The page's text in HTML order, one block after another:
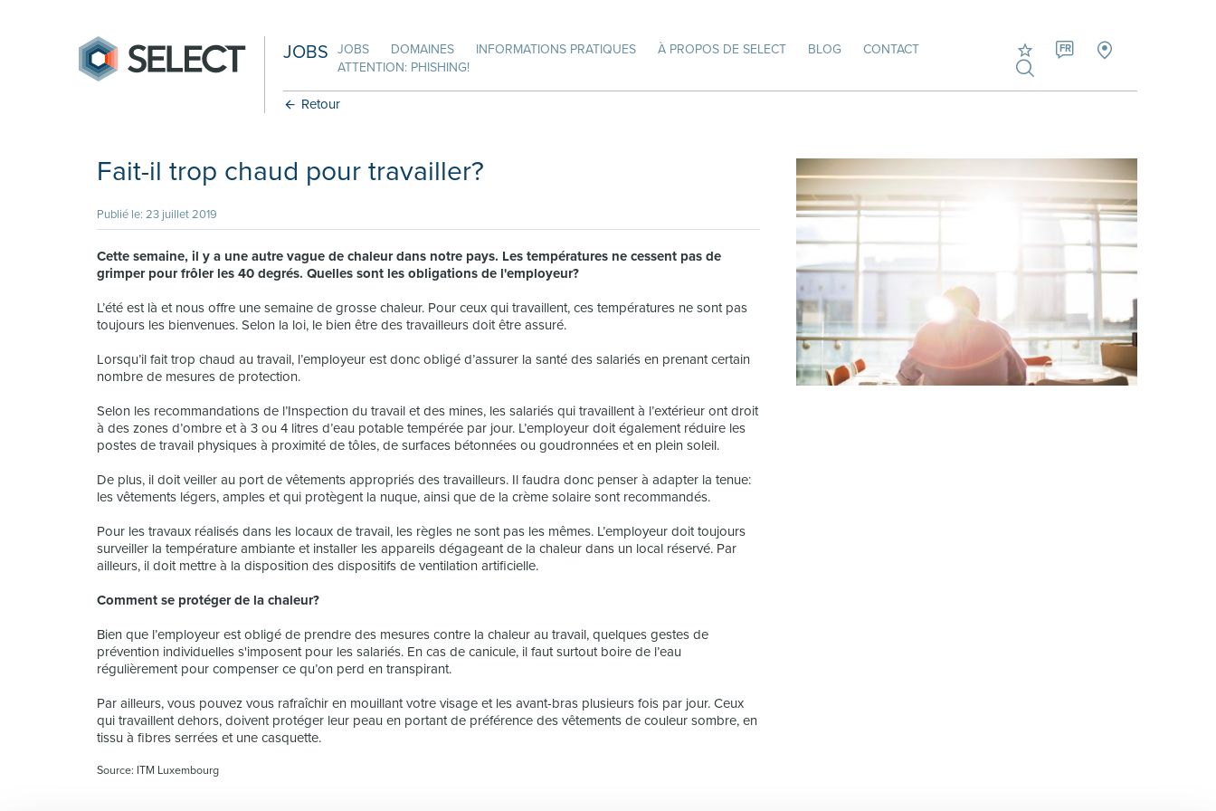
JOBS JOBS DOMAINES INFORMATIONS PRATIQUES À PROPOS DE SELECT BLOG
CONTACT
ATTENTION: PHISHING!
FR
Retour
Fait-il trop chaud pour travailler?
Publié le: 23 juillet 2019
Cette semaine, il y a une autre vague de chaleur dans notre pays. Les températures ne cessent pas de
grimper pour frôler les 40 degrés. Quelles sont les obligations de l'employeur?
L’été est là et nous offre une semaine de grosse chaleur. Pour ceux qui travaillent, ces températures ne sont pas
toujours les bienvenues. Selon la loi, le bien être des travailleurs doit être assuré.
Lorsqu’il fait trop chaud au travail, l’employeur est donc obligé d’assurer la santé des salariés en prenant certain
nombre de mesures de protection.
Selon les recommandations de l’Inspection du travail et des mines, les salariés qui travaillent à l’extérieur ont droit
à des zones d’ombre et à 3 ou 4 litres d’eau potable tempérée par jour. L’employeur doit également réduire les
postes de travail physiques à proximité de tôles, de surfaces bétonnées ou goudronnées et en plein soleil.
De plus, il doit veiller au port de vêtements appropriés des travailleurs. Il faudra donc penser à adapter la tenue:
les vêtements légers, amples et qui protègent la nuque, ainsi que de la crème solaire sont recommandés.
Pour les travaux réalisés dans les locaux de travail, les règles ne sont pas les mêmes. L’employeur doit toujours
surveiller la température ambiante et installer les appareils dégageant de la chaleur dans un local réservé. Par
ailleurs, il doit mettre à la disposition des dispositifs de ventilation artificielle.
Comment se protéger de la chaleur?
Bien que l’employeur est obligé de prendre des mesures contre la chaleur au travail, quelques gestes de
prévention individuelles s'imposent pour les salariés. En cas de canicule, il faut surtout boire de l’eau
régulièrement pour compenser ce qu’on perd en transpirant.
Par ailleurs, vous pouvez vous rafraîchir en mouillant votre visage et les avant-bras plusieurs fois par jour. Ceux
qui travaillent dehors, doivent protéger leur peau en portant de préférence des vêtements de couleur sombre, en
tissu à fibres serrées et une casquette.
Source: ITM Luxembourg